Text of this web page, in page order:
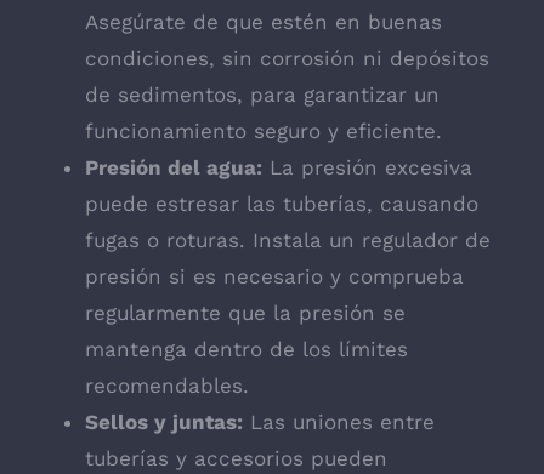
Asegúrate de que estén en buenas
condiciones, sin corrosión ni depósitos
de sedimentos, para garantizar un
funcionamiento seguro y eficiente.
Presión del agua: La presión excesiva
puede estresar las tuberías, causando
fugas o roturas. Instala un regulador de
presión si es necesario y comprueba
regularmente que la presión se
mantenga dentro de los límites
recomendables.
Sellos y juntas: Las uniones entre
tuberías y accesorios pueden